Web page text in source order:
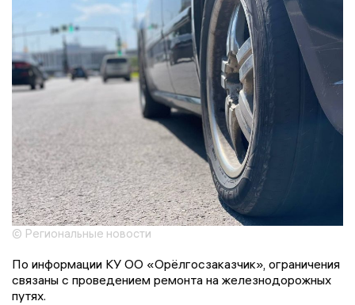
© Региональные новости
По информации КУ ОО «Орёлгосзаказчик», ограничения
связаны с проведением ремонта на железнодорожных
путях.